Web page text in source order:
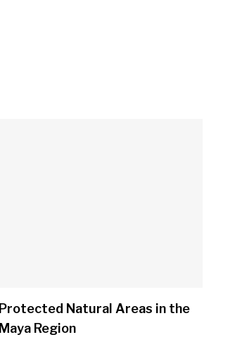
Protected Natural Areas in the
Maya Region